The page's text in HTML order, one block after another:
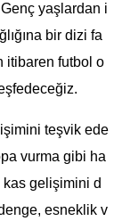
yaşlardan i
bir dizi fa
itibaren futbol o
teşvik ede
vurma gibi ha
kas gelişimini d
esneklik v